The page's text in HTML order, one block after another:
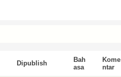
Dipublish
Bah
asa
Kome
ntar